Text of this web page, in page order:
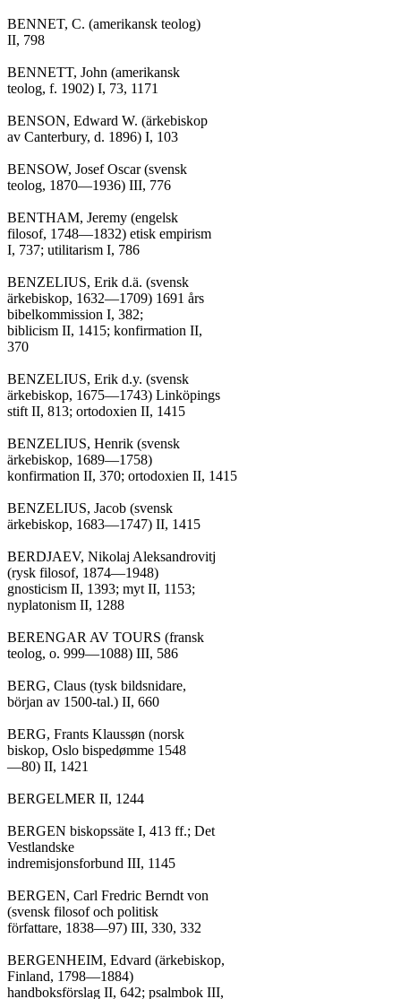
BENNET, C. (amerikansk teolog)
II, 798
BENNETT, John (amerikansk
teolog, f. 1902) I, 73, 1171
BENSON, Edward W. (ärkebiskop
av Canterbury, d. 1896) I, 103
BENSOW, Josef Oscar (svensk
teolog, 1870—1936) III, 776
BENTHAM, Jeremy (engelsk
filosof, 1748—1832) etisk empirism
I, 737; utilitarism I, 786
BENZELIUS, Erik d.ä. (svensk
ärkebiskop, 1632—1709) 1691 års
bibelkommission I, 382;
biblicism II, 1415; konfirmation II,
370
BENZELIUS, Erik d.y. (svensk
ärkebiskop, 1675—1743) Linköpings
stift II, 813; ortodoxien II, 1415
BENZELIUS, Henrik (svensk
ärkebiskop, 1689—1758)
konfirmation II, 370; ortodoxien II, 1415
BENZELIUS, Jacob (svensk
ärkebiskop, 1683—1747) II, 1415
BERDJAEV, Nikolaj Aleksandrovitj
(rysk filosof, 1874—1948)
gnosticism II, 1393; myt II, 1153;
nyplatonism II, 1288
BERENGAR AV TOURS (fransk
teolog, o. 999—1088) III, 586
BERG, Claus (tysk bildsnidare,
början av 1500-tal.) II, 660
BERG, Frants Klaussøn (norsk
biskop, Oslo bispedømme 1548
—80) II, 1421
BERGELMER II, 1244
BERGEN biskopssäte I, 413 ff.; Det
Vestlandske
indremisjonsforbund III, 1145
BERGEN, Carl Fredric Berndt von
(svensk filosof och politisk
författare, 1838—97) III, 330, 332
BERGENHEIM, Edvard (ärkebiskop,
Finland, 1798—1884)
handboksförslag II, 642; psalmbok III,